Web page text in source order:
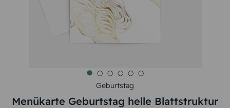
Geburtstag
Menükarte Geburtstag helle Blattstruktur